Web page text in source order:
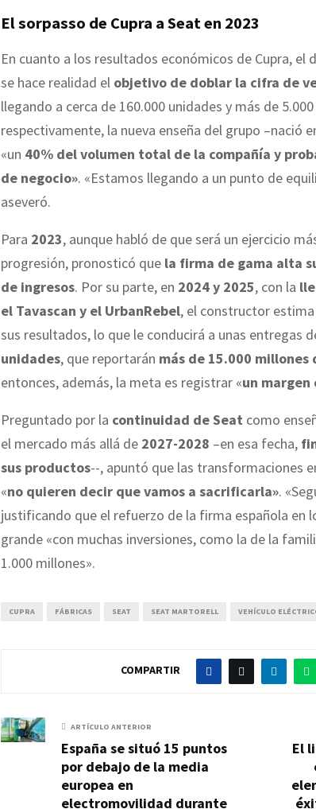
El sorpasso de Cupra a Seat en 2023
En cuanto a los resultados económicos de Cupra, el
se hace realidad el objetivo de doblar la cifra de
llegando a cerca de 160.000 unidades y más de
respectivamente, la nueva enseña del grupo –nació
«un 40% del volumen total de la compañía y
de negocio». «Estamos llegando a un punto de
aseveró.
Para 2023, aunque habló de que será un ejercicio
progresión, pronosticó que la firma de gama alta
de ingresos. Por su parte, en 2024 y 2025, con la
el Tavascan y el UrbanRebel, el constructor
sus resultados, lo que le conducirá a unas entregas
unidades, que reportarán más de 15.000
entonces, además, la meta es registrar «un margen
Preguntado por la continuidad de Seat como
el mercado más allá de 2027-2028 –en esa fecha,
sus productos--, apuntó que las transformaciones
«no quieren decir que vamos a sacrificarla».
justificando que el refuerzo de la firma española en
grande «con muchas inversiones, como la de la
1.000 millones».
CUPRA FÁBRICAS SEAT SEAT MARTORELL VEHÍCULO
COMPARTIR
ARTÍCULO ANTERIOR
España se situó 15 puntos
por debajo de la media
europea en
electromovilidad durante
El